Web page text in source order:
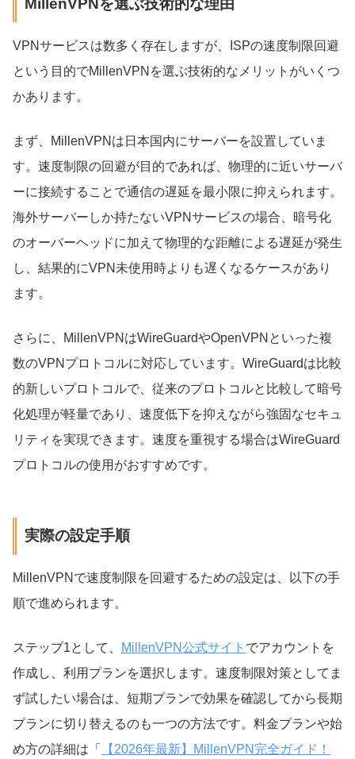
VPNサービスは数多く存在しますが、ISPの速度制限回避
という目的でMillenVPNを選ぶ技術的なメリットがいくつ
かあります。
まず、MillenVPNは日本国内にサーバーを設置していま
す。速度制限の回避が目的であれば、物理的に近いサーバ
ーに接続することで通信の遅延を最小限に抑えられます。
海外サーバーしか持たないVPNサービスの場合、暗号化
のオーバーヘッドに加えて物理的な距離による遅延が発生
し、結果的にVPN未使用時よりも遅くなるケースがあり
ます。
さらに、MillenVPNはWireGuardやOpenVPNといった複
数のVPNプロトコルに対応しています。WireGuardは比較
的新しいプロトコルで、従来のプロトコルと比較して暗号
化処理が軽量であり、速度低下を抑えながら強固なセキュ
リティを実現できます。速度を重視する場合はWireGuard
プロトコルの使用がおすすめです。
実際の設定手順
MillenVPNで速度制限を回避するための設定は、以下の手
順で進められます。
ステップ1として、 MillenVPN公式サイト でアカウントを
作成し、利用プランを選択します。速度制限対策としてま
ず試したい場合は、短期プランで効果を確認してから長期
プランに切り替えるのも一つの方法です。料金プランや始
め方の詳細は「
【2026年最新】MillenVPN完全ガイド！